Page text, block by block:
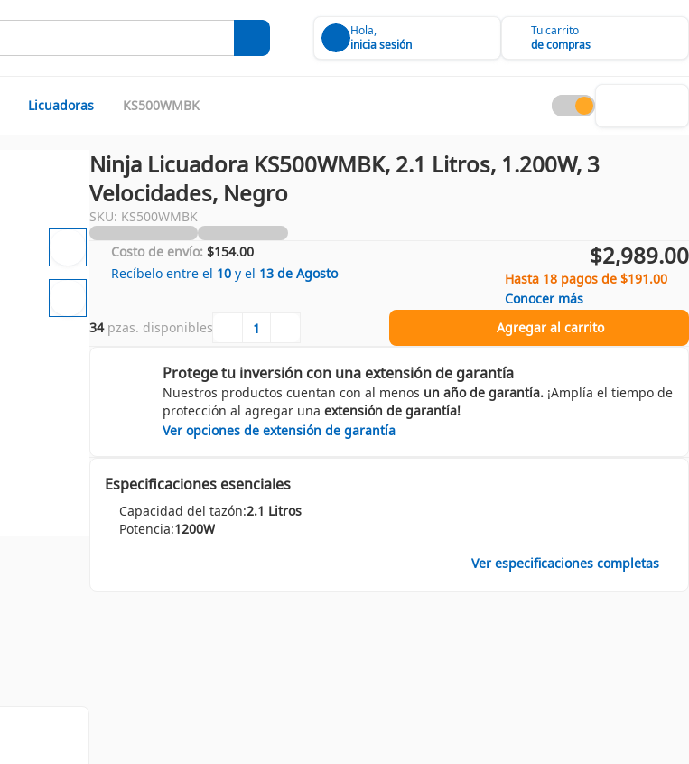
Hola,
inicia sesión
Tu carrito
de compras
Licuadoras KS500WMBK
Ninja Licuadora KS500WMBK, 2.1 Litros, 1.200W, 3
Velocidades, Negro
SKU: KS500WMBK
Costo de envío: $154.00
Recíbelo entre el 10 y el 13 de Agosto
$2,989.00
Hasta 18 pagos de $191.00
Conocer más
34 pzas. disponibles Agregar al carrito
Protege tu inversión con una extensión de garantía
Nuestros productos cuentan con al menos un año de garantía. ¡Amplía el tiempo de
protección al agregar una extensión de garantía!
Ver opciones de extensión de garantía
Especificaciones esenciales
Capacidad del tazón:2.1 Litros
Potencia:1200W
Ver especificaciones completas